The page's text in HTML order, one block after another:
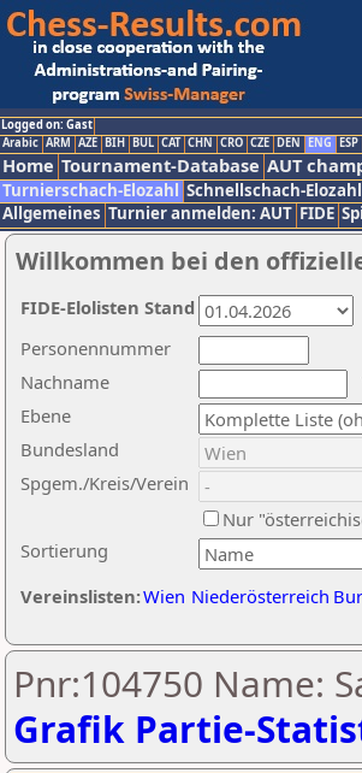
Logged on: Gast
Arabic ARM AZE BIH BUL CAT CHN CRO CZE DEN ENG ESP
Home Tournament-Database AUT
Turnierschach-Elozahl Schnellschach-Elozahl
Allgemeines Turnier anmelden: AUT FIDE
Willkommen bei den
Nachname
Ebene
Sortierung
Personennummer
Bundesland
Spgem./Kreis/Verein
Nur
Vereinslisten:Wien Niederösterreich
FIDE-Elolisten Stand
Pnr:104750 Name:
Grafik Partie-